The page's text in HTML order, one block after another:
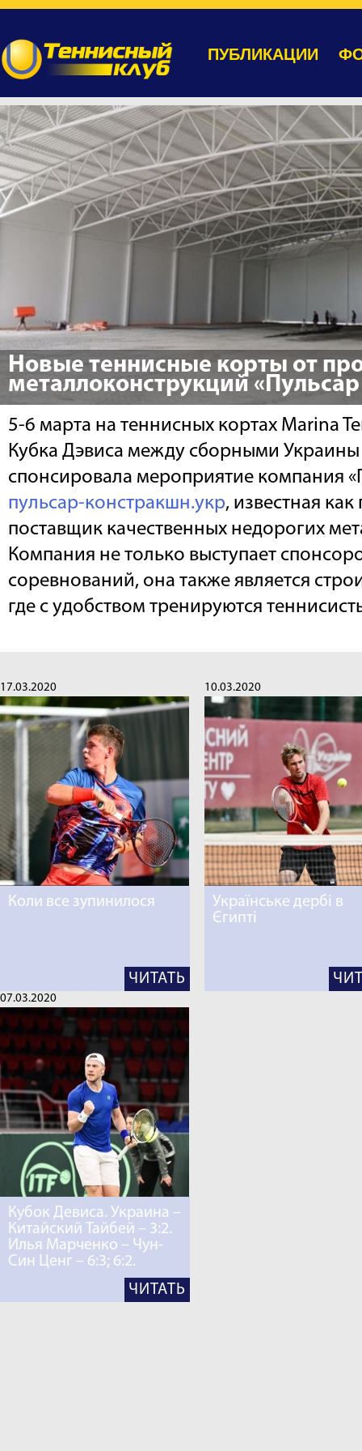
ПУБЛИКАЦИИ
Новые теннисные корты от
металлоконструкций
5-6 марта на теннисных кортах Marina
Кубка Дэвиса между сборными
спонсировала мероприятие компания
пульсар-констракшн.укр, известная
поставщик качественных недорогих
Компания не только выступает
соревнований, она также является
где с удобством тренируются
17.03.2020
Коли все зупинилося
ЧИТАТЬ
10.03.2020
Українське дербі в
Єгипті
07.03.2020
Кубок Девиса. Украина –
Китайский Тайбей – 3:2.
Илья Марченко – Чун-
Син Ценг – 6:3; 6:2.
ЧИТАТЬ